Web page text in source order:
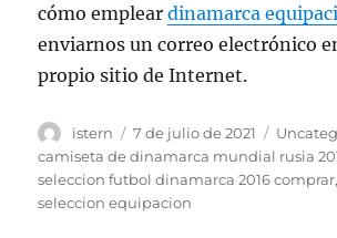
cómo empleardinamarca
enviarnos un correo electrónico
propio sitio de Internet.
Autor
istern
Publicado
el
7 de julio de 2021
camiseta de dinamarca mundial rusia
seleccion futbol dinamarca 2016 comprar
seleccion equipacion